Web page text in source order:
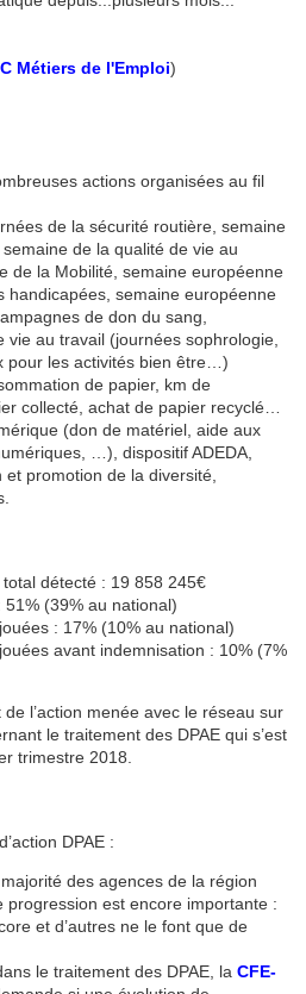
Métiers de l'Emploi)
actions organisées au fil
de la sécurité routière, semaine
de la qualité de vie au
de la Mobilité, semaine européenne
handicapées, semaine européenne
de don du sang,
au travail (journées sophrologie,
pour les activités bien être…)
de papier, km de
collecté, achat de papier recyclé…
(don de matériel, aide aux
…), dispositif ADEDA,
promotion de la diversité,
détecté : 19 858 245€
(39% au national)
: 17% (10% au national)
avant indemnisation : 10% (7%
l’action menée avec le réseau sur
le traitement des DPAE qui s’est
trimestre 2018.
DPAE :
des agences de la région
progression est encore importante :
et d’autres ne le font que de
le traitement des DPAE, la CFE-